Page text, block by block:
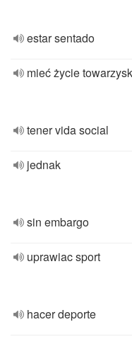
estar sentado
mieć życie
tener vida social
jednak
sin embargo
uprawiac sport
hacer deporte